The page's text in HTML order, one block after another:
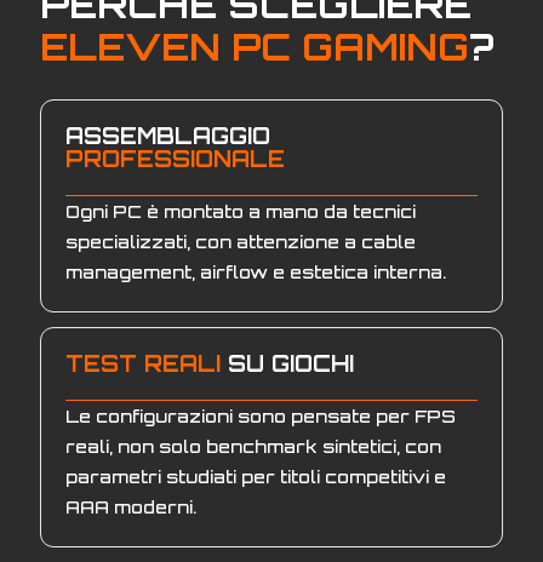
ELEVEN PC GAMING?
ASSEMBLAGGIO
PROFESSIONALE
Ogni PC è montato a mano da tecnici
specializzati, con attenzione a cable
management, airflow e estetica interna.
TEST REALI SU GIOCHI
Le configurazioni sono pensate per FPS
reali, non solo benchmark sintetici, con
parametri studiati per titoli competitivi e
AAA moderni.